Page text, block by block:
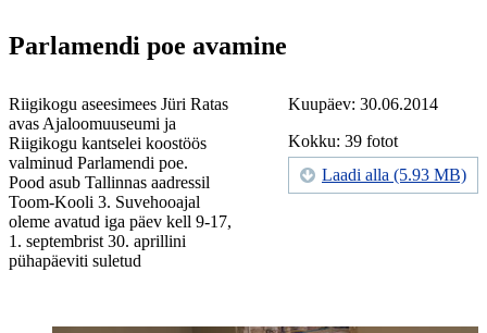
Parlamendi poe avamine
Kuupäev: 30.06.2014
Kokku: 39 fotot
Laadi alla (5.93 MB)
Riigikogu aseesimees Jüri Ratas
avas Ajaloomuuseumi ja
Riigikogu kantselei koostöös
valminud Parlamendi poe.
Pood asub Tallinnas aadressil
Toom-Kooli 3. Suvehooajal
oleme avatud iga päev kell 9-17,
1. septembrist 30. aprillini
pühapäeviti suletud